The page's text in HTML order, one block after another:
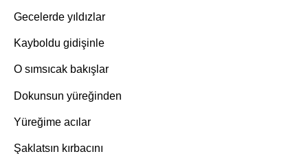
Gecelerde yıldızlar
Kayboldu gidişinle
O sımsıcak bakışlar
Dokunsun yüreğinden
Yüreğime acılar
Şaklatsın kırbacını